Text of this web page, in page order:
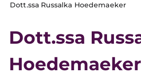
Dott.ssa Russalka Hoedemaeker
Dott.ssa
Hoedemaeker